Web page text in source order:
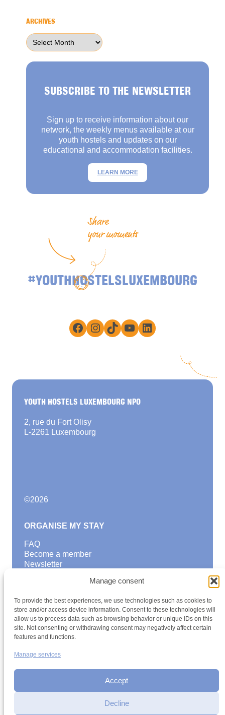
Manage consent
To provide the best experiences, we use technologies such as cookies to
store and/or access device information. Consent to these technologies will
allow us to process data such as browsing behavior or unique IDs on this
site. Not consenting or withdrawing consent may negatively affect certain
features and functions.
Manage services
Accept
Decline
ARCHIVES
Archives
SUBSCRIBE TO THE NEWSLETTER
Sign up to receive information about our
network, the weekly menus available at our
youth hostels and updates on our
educational and accommodation facilities.
LEARN MORE
Share
your moments
#YOUTHHOSTELSLUXEMBOURG
Facebook
Instagram
TikTokYouTube
LinkedIn
YOUTH HOSTELS LUXEMBOURG NPO
2, rue du Fort Olisy
L-2261 Luxembourg
©2026
ORGANISE MY STAY
FAQ
Become a member
Newsletter
Find a youth hostel
Discover activities
School Trips and group excursions
Teambuilding
Youth Hostels Luxembourg NPO